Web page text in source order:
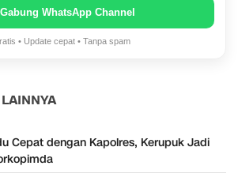
WhatsApp Channel
• Update cepat • Tanpa spam
Cepat dengan Kapolres, Kerupuk Jadi